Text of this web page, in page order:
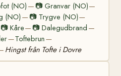
(NO) — 📷 Granvar (NO)—
(NO) — 📷 Trygve (NO)—
📷 Kåre— 📷 Dalegudbrand —
—Toftebrun —
Hingst från Tofte i Dovre